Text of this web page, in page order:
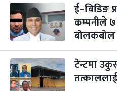
३
मंगल
महानवमी
कार्तिक ३, २०८३-Oct 20, 2026
४
५ पापा‌ङ्कुशा एकादशी व्रत
ई–बिडिङ
कम्पनीले
बोलकबोल
टेन्टमा